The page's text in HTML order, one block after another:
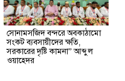
সোনামসজিদ বন্দরে অবকাঠামো
সংকট ব্যবসায়ীদের ক্ষতি,
সরকারের দৃষ্টি কামনা” আব্দুল
ওয়াহেদর